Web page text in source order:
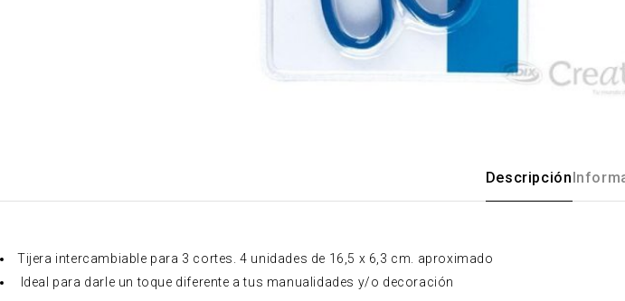
Descripción
Tijera intercambiable para 3 cortes. 4 unidades de 16,5 x 6,3 cm. aproximado
Ideal para darle un toque diferente a tus manualidades y/o decoración